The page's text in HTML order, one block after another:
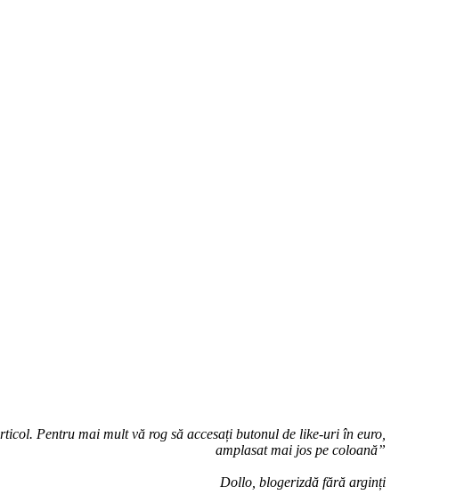
Pentru mai mult vă rog să accesați butonul de like-uri în euro,
amplasat mai jos pe coloană”
Dollo, blogerizdă fără arginți